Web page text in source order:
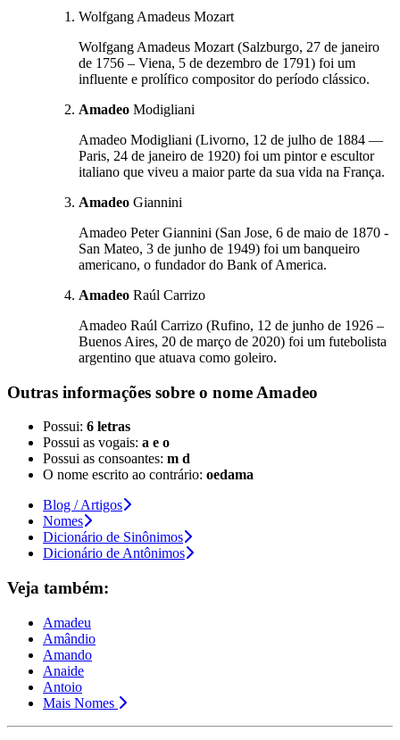
Wolfgang Amadeus Mozart
Wolfgang Amadeus Mozart (Salzburgo, 27 de janeiro
de 1756 – Viena, 5 de dezembro de 1791) foi um
influente e prolífico compositor do período clássico.
Amadeo Modigliani
Amadeo Modigliani (Livorno, 12 de julho de 1884 —
Paris, 24 de janeiro de 1920) foi um pintor e escultor
italiano que viveu a maior parte da sua vida na França.
Amadeo Giannini
Amadeo Peter Giannini (San Jose, 6 de maio de 1870 -
San Mateo, 3 de junho de 1949) foi um banqueiro
americano, o fundador do Bank of America.
Amadeo Raúl Carrizo
Amadeo Raúl Carrizo (Rufino, 12 de junho de 1926 –
Buenos Aires, 20 de março de 2020) foi um futebolista
argentino que atuava como goleiro.
Outras informações sobre o nome Amadeo
Possui: 6 letras
Possui as vogais: a e o
Possui as consoantes: m d
O nome escrito ao contrário: oedama
Blog / Artigos
Nomes
Dicionário de Sinônimos
Dicionário de Antônimos
Veja também:
Amadeu
Amândio
Amando
Anaide
Antoio
Mais Nomes